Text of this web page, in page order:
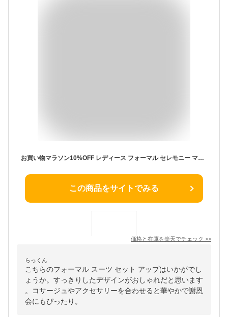
お買い物マラソン10%OFF レディース フォーマル セレモニー ママ ミセス 卒業式 50代 母 母親 入学式 入園式 卒園式 七五三 結婚式 40代 30代 20代 60代 9号 11号 13号 お洒落 披露宴 お呼ばれ 顔合わせ お宮参り 発表会 謝恩会 食事会 女子会 親族 服装 着やせ
この商品をサイトでみる
価格と在庫を楽天でチェック >>
らっくん
こちらのフォーマル スーツ セット アップはいかがでし
ょうか。すっきりしたデザインがおしゃれだと思います
。コサージュやアクセサリーを合わせると華やかで謝恩
会にもぴったり。